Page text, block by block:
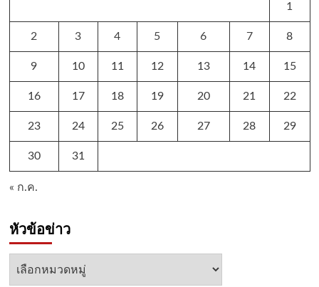
1
2 3 4 5 6 7 8
9 10 11 12 13 14 15
16 17 18 19 20 21 22
23 24 25 26 27 28 29
30 31
« ก.ค.
หัวข้อข่าว
หัวข้อ